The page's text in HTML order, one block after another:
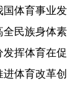
体育事业发
民族身体素
挥体育在促
体育改革创